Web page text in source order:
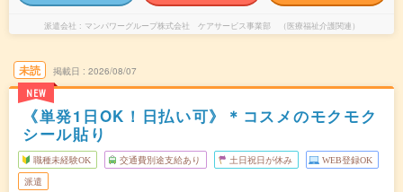
派遣会社 マンパワーグループ株式会社 ケアサービス事業部 （医療福祉介護関連）
未読
NEW
掲載日 2026/08/07
《単発1日OK！日払い可》＊コスメのモクモク
シール貼り
職種未経験OK 交通費別途支給あり 土日祝日が休み WEB登録OK
派遣